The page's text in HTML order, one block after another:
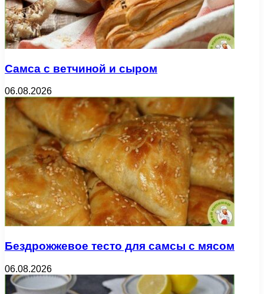
Самса с ветчиной и сыром
06.08.2026
Бездрожжевое тесто для самсы с мясом
06.08.2026